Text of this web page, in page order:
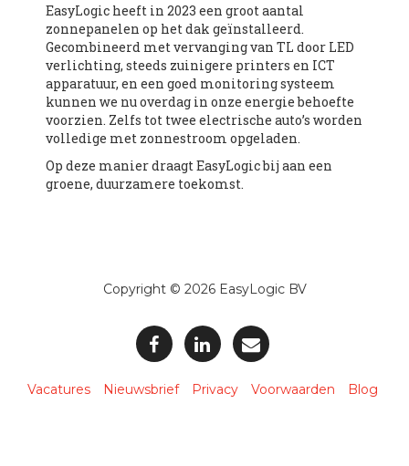
EasyLogic heeft in 2023 een groot aantal
zonnepanelen op het dak geïnstalleerd.
Gecombineerd met vervanging van TL door LED
verlichting, steeds zuinigere printers en ICT
apparatuur, en een goed monitoring systeem
kunnen we nu overdag in onze energie behoefte
voorzien. Zelfs tot twee electrische auto’s worden
volledige met zonnestroom opgeladen.
Op deze manier draagt EasyLogic bij aan een
groene, duurzamere toekomst.
Copyright © 2026 EasyLogic BV
Vacatures Nieuwsbrief Privacy Voorwaarden Blog